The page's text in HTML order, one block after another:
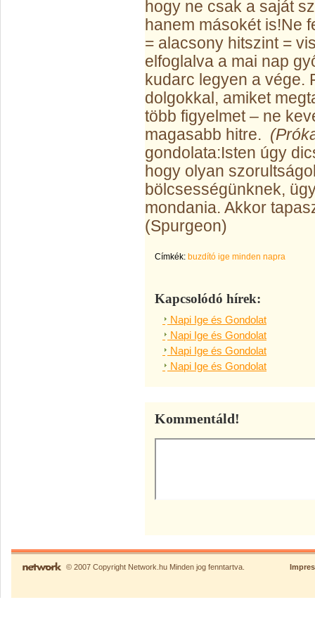
hogy ne csak a saját
hanem másokét is!Ne
= alacsony hitszint =
elfoglalva a mai nap
kudarc legyen a vége.
dolgokkal, amiket
több figyelmet – ne
magasabb hitre.
gondolata:Isten úgy
hogy olyan
bölcsességünknek,
mondania. Akkor
(Spurgeon)
Címkék: buzdító ige minden napra
Kapcsolódó hírek:
Napi Ige és Gondolat
Napi Ige és Gondolat
Napi Ige és Gondolat
Napi Ige és Gondolat
Kommentáld!
© 2007 Copyright Network.hu Minden jog fenntartva.